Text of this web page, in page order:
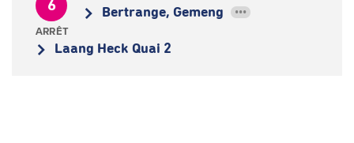
6 Bertrange, Gemeng •••
ARRÊT
Laang Heck Quai 2